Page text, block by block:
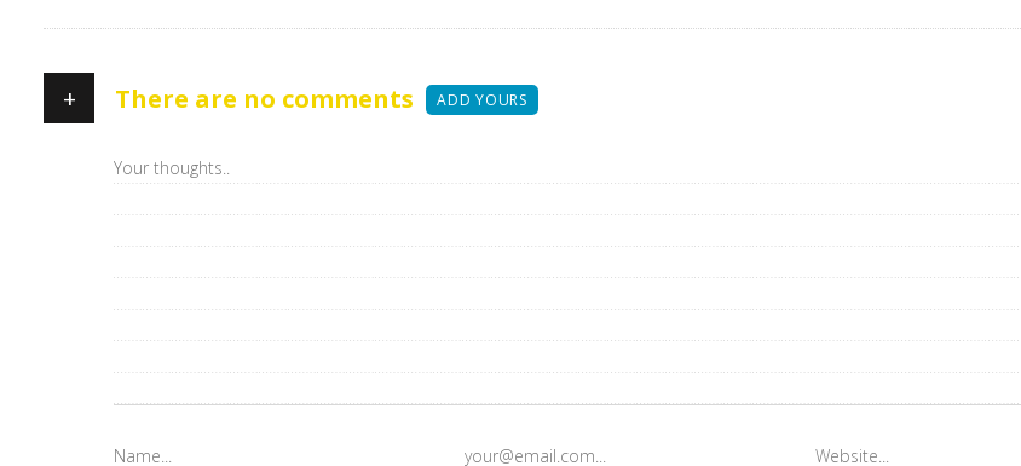
+ There are no comments ADD YOURS